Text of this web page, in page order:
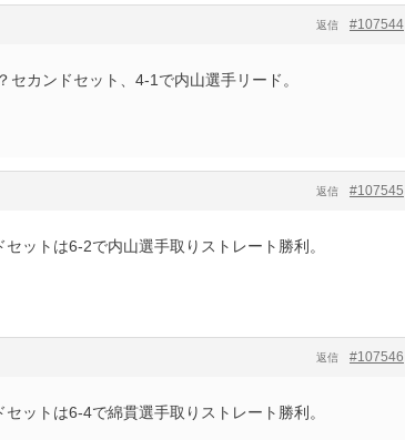
#107544
返信
カンドセット、4-1で内山選手リード。
#107545
返信
ットは6-2で内山選手取りストレート勝利。
#107546
返信
ットは6-4で綿貫選手取りストレート勝利。